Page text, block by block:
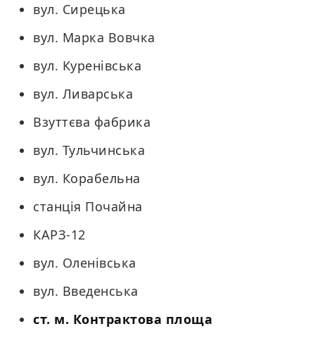
вул. Сирецька
вул. Марка Вовчка
вул. Куренівська
вул. Ливарська
Взуттєва фабрика
вул. Тульчинська
вул. Корабельна
станція Почайна
КАРЗ-12
вул. Оленівська
вул. Введенська
ст. м. Контрактова площа